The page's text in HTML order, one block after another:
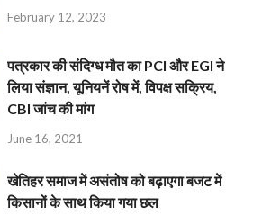
February 12, 2023
पत्रकार की संदिग्ध मौत का PCI और EGI ने
लिया संज्ञान, यूनियनें रोष में, विपक्ष सक्रिय,
CBI जांच की मांग
June 16, 2021
खेतिहर समाज में असंतोष को बढ़ाएगा बजट में
किसानों के साथ किया गया छल